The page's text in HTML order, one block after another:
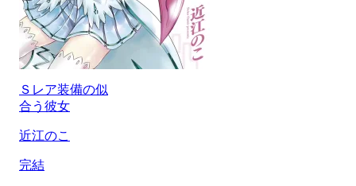
Ｓレア装備の似
合う彼女
近江のこ
完結